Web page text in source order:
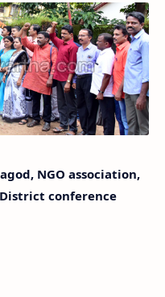
NGO association,
conference